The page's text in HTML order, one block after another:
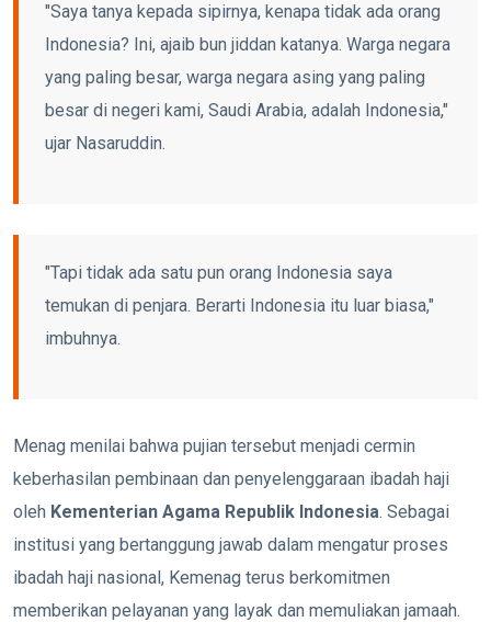
"Saya tanya kepada sipirnya, kenapa tidak ada orang
Indonesia? Ini, ajaib bun jiddan katanya. Warga negara
yang paling besar, warga negara asing yang paling
besar di negeri kami, Saudi Arabia, adalah Indonesia,"
ujar Nasaruddin.
"Tapi tidak ada satu pun orang Indonesia saya
temukan di penjara. Berarti Indonesia itu luar biasa,"
imbuhnya.
Menag menilai bahwa pujian tersebut menjadi cermin
keberhasilan pembinaan dan penyelenggaraan ibadah haji
oleh Kementerian Agama Republik Indonesia. Sebagai
institusi yang bertanggung jawab dalam mengatur proses
ibadah haji nasional, Kemenag terus berkomitmen
memberikan pelayanan yang layak dan memuliakan jamaah.